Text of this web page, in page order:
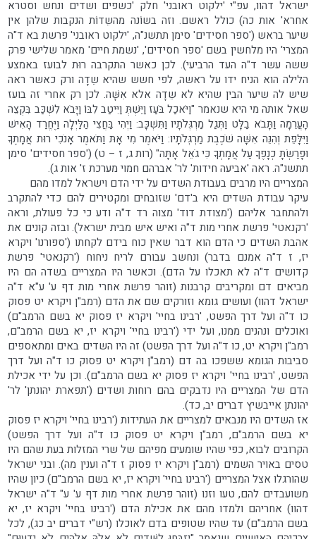
ישראל דהוו, עפ"י 'ילקוט ראובני' חלק 'כשפים ושדים ונחש וסטרא
אחרא' אות כה) כולל ראשם. וזה בשוֹנה מהשֵדוֹת הנקבות שלהן אין
שיער בראש ('ספר חסידים' סימן תתשנ"ה, 'ילקוט ראובני' פרשת בא ד"ה
המצרי' היו מלחשין בשם 'ספר חסידים', 'נשמת חיים' מאמר שלישי פרק
ששה עשר ד"ה העד הרביעי). לכן כאשר התקרבה רוּת לבועז באמצע
הלילה הוא הניח ידו על ראשה, לפי חשש שהיא שֵדָה ורק כאשר ראה
שיש לה שיער הבין שהיא לא שֵדָה אלא אִשָּׁה. לכן רק אחרי זה בועז
שאל אותה מי היא שנאמר "וַיֹּאכַל בֹּעַז וַיֵּשְׁתְּ וַיִּיטַב לִבּוֹ וַיָּבֹא לִשְׁכַּב בִּקְצֵה
הָעֲרֵמָה וַתָּבֹא בַלָּט וַתְּגַל מַרְגְּלֹתָיו וַתִּשְׁכָּב: וַיְהִי בַּחֲצִי הַלַּיְלָה וַיֶּחֱרַד הָאִישׁ
וַיִּלָּפֵת וְהִנֵּה אִשָּׁה שֹׁכֶבֶת מַרְגְּלֹתָיו: וַיֹּאמֶר מִי אָתּ וַתֹּאמֶר אָנֹכִי רוּת אֲמָתֶךָ
וּפָרַשְׂתָּ כְנָפֶךָ עַל אֲמָתְךָ כִּי גֹאֵל אָתָּה" (רות ג, ז – ט) ('ספר חסידים' סימן
תתשנ"ה. ראה 'אביעה חידות' לר' אברהם חמוי מערכת ז' אות ג).
המצריים היו מרבים בעבודת השדים על ידי הדם וישראל למדו מהם
עיקר עבודת השדים היא ב'דם' שזובחים ומקטירים להם כדי להתקרב
ולהתחבר אליהם ('מצודת דוד' מצוה רד ד"ה ודע כי כל פעולת, וראה
'רקנאטי' פרשת אחרי מות ד"ה ואיש איש מבית ישראל). ובזה קונים את
אהבת השדים כי הדם הוא דבר שאין כוח בידם לקחתו ('ספורנו' ויקרא
יז, ז ד"ה אמנם בדבר) ונחשב עבורם לריח ניחוח ('רקנאטי' פרשת
קדושים ד"ה לא תאכלו על הדם). וכאשר היו המצריים בשדה הם היו
מביאים דם ומקריבים קרבנות (זוהר פרשת אחרי מות דף ע' ע"א ד"ה
ישראל דהוו) ועושים גומא וזורקים שם את הדם (רמב"ן ויקרא יט פסוק
כו ד"ה ועל דרך הפשט, 'רבינו בחיי' ויקרא יז פסוק יא בשם הרמב"ם)
ואוכלים ונהנים ממנו, ועל ידי ('רבינו בחיי' ויקרא יז, יא בשם הרמב"ם,
רמב"ן ויקרא יט, כו ד"ה ועל דרך הפשט) זה היו השדים באים ומתאספים
סביבות הגומא ששפכו בה דם (רמב"ן ויקרא יט פסוק כו ד"ה ועל דרך
הפשט, 'רבינו בחיי' ויקרא יז פסוק יא בשם הרמב"ם). וכן על ידי אכילת
הדם של המצריים היו נדבקים בהם רוחות ושדים ('תפארת יהונתן' לר'
יהונתן אייבשיץ דברים יב, כד).
אז השדים היו מנבאים למצריים את העתידות ('רבינו בחיי' ויקרא יז פסוק
יא בשם הרמב"ם, רמב"ן ויקרא יט פסוק כו ד"ה ועל דרך הפשט)
הקרובים לבוא, כפי שהיו שומעים מפיהם של שרי המזלות בעת שהם היו
טסים באויר השמים (רמב"ן ויקרא יז פסוק ז ד"ה וענין מה). ובני ישראל
שהורגלו אצל המצריים ('רבינו בחיי' ויקרא יז, יא בשם הרמב"ם) כיון שהיו
משועבדים להם, טעו וזנו (זוהר פרשת אחרי מות דף ע' ע" ד"ה ישראל
דהוו) אחריהם ולמדו מהם את אכילת הדם ('רבינו בחיי' ויקרא יז, יא
בשם הרמב"ם) עד שהיו שטופים בדם לאוכלו (רש"י דברים יב כג), לכל